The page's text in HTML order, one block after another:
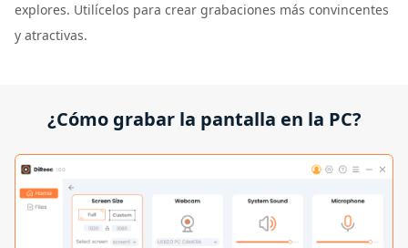
explores. Utilícelos para crear grabaciones más convincentes
y atractivas.
¿Cómo grabar la pantalla en la PC?